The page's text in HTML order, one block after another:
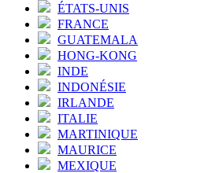
ÉTATS-UNIS
FRANCE
GUATEMALA
HONG-KONG
INDE
INDONÉSIE
IRLANDE
ITALIE
MARTINIQUE
MAURICE
MEXIQUE